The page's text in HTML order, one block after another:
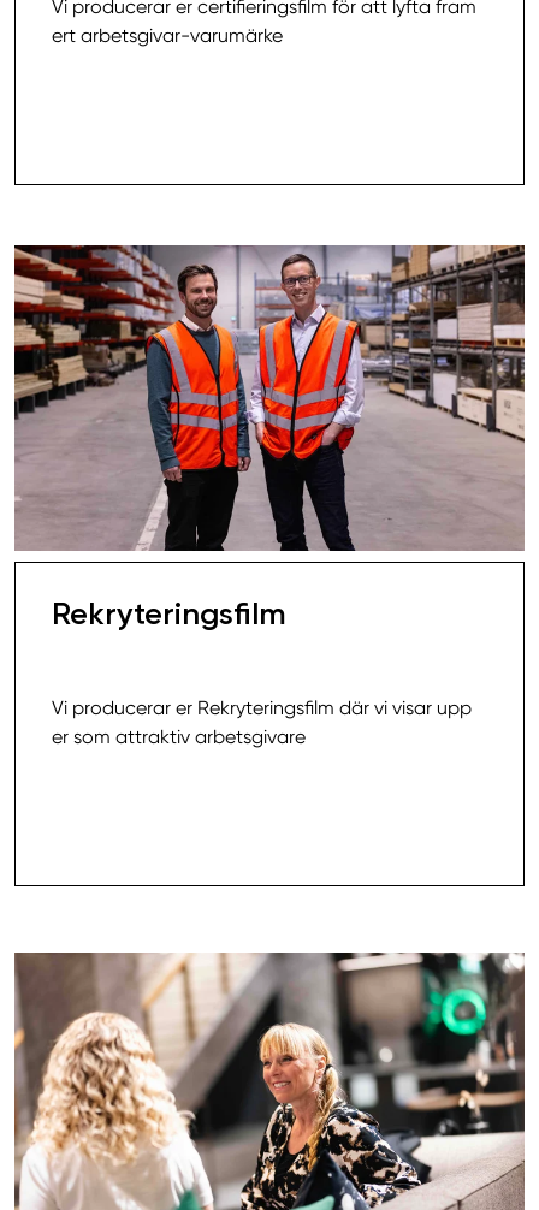
Vi producerar er certifieringsfilm för att lyfta fram
ert arbetsgivar-varumärke
Rekryteringsfilm
Vi producerar er Rekryteringsfilm där vi visar upp
er som attraktiv arbetsgivare